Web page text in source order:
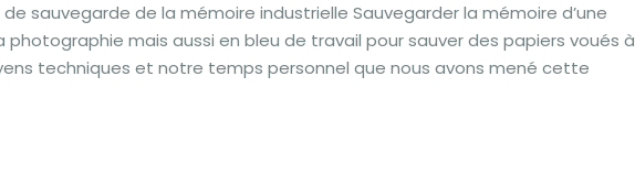
de sauvegarde de la mémoire industrielle Sauvegarder la mémoire d’une
photographie mais aussi en bleu de travail pour sauver des papiers voués à
techniques et notre temps personnel que nous avons mené cette